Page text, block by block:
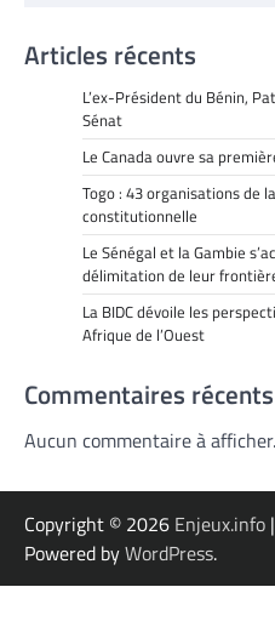
Articles récents
L’ex-Président du Bénin,
Sénat
Le Canada ouvre sa
Togo : 43 organisations de
constitutionnelle
Le Sénégal et la Gambie
délimitation de leur
La BIDC dévoile les
Afrique de l’Ouest
Commentaires récents
Aucun commentaire à afficher.
Copyright © 2026 Enjeux.info
Powered byWordPress.